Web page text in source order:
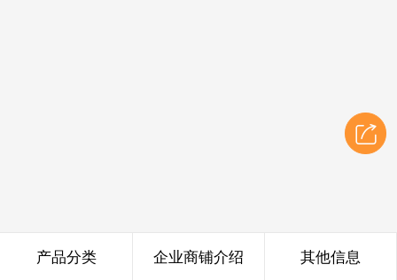
产品分类 企业商铺介绍 其他信息